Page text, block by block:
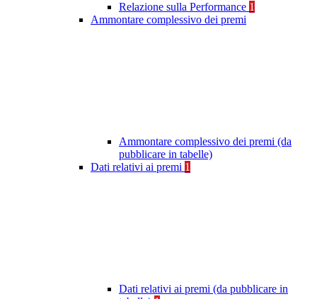
Relazione sulla Performance 1
Ammontare complessivo dei premi
Ammontare complessivo dei premi (da
pubblicare in tabelle)
Dati relativi ai premi 1
Dati relativi ai premi (da pubblicare in